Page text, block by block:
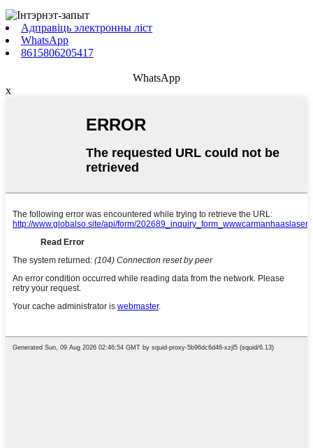
Адправіць электронны ліст
WhatsApp
8615806205417
WhatsApp
x